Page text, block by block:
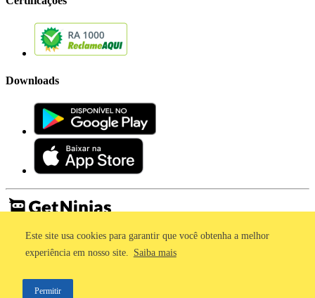
Este site usa cookies para garantir que você obtenha a melhor
experiência em nosso site. Saiba mais
Permitir
Downloads
Imprensa
Termos de Uso
©2011 - 2026, GetNinjas LTDA. CNPJ 55.744.877/0001-89 - Rua